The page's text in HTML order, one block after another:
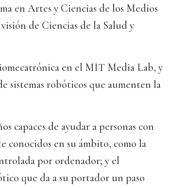
en Artes y Ciencias de los Medios
de Ciencias de la Salud y
en el MIT Media Lab, y
sistemas robóticos que aumenten la
capaces de ayudar a personas con
conocidos en su ámbito, como la
por ordenador; y el
que da a su portador un paso